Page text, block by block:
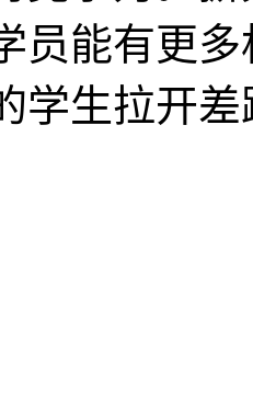
员能有更
学生拉开差